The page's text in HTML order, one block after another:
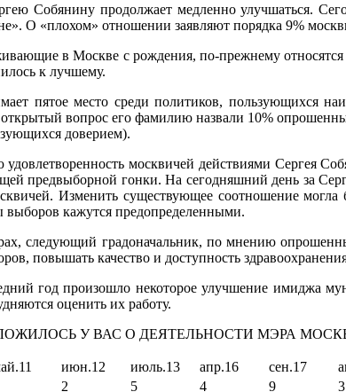
Собянину продолжает медленно улучшаться.
О «плохом» отношении заявляют порядка 9%
в Москве с рождения, по-прежнему
к лучшему.
пятое место среди политиков, пользующихся
вопрос его фамилию назвали 10%
доверием).
москвичей действиями Сергея
предвыборной гонки. На сегодняшний день за
Изменить существующее соотношение
выборов кажутся предопределенными.
следующий градоначальник, по мнению
повышать качество и доступность
год произошло некоторое улучшение имиджа
оценить их работу.
У ВАС О ДЕЯТЕЛЬНОСТИ МЭРА
июн.12 июль.13 апр.16 сен.17
2 5 4 9
3